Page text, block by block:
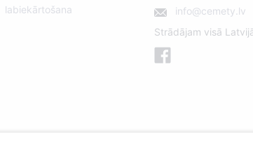
labiekārtošana
info@cemety.lv
Strādājam visā